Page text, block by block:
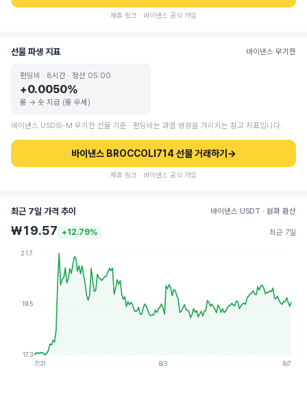
제휴 링크 · 바이낸스 공식 가입
선물 파생 지표 바이낸스 무기한
펀딩비 · 8시간 · 정산 05:00
+0.0050%
롱 → 숏 지급 (롱 우세)
바이낸스 USDⓈ-M 무기한 선물 기준 · 펀딩비는 과열 방향을 가리키는 참고 지표입니다.
바이낸스 BROCCOLI714 선물 거래하기 →
제휴 링크 · 바이낸스 공식 가입
최근 7일 가격 추이 바이낸스 USDT · 원화 환산
₩19.57 +12.79% 최근 7일
21.7
19.5
17.3
7/31
8/3 8/7